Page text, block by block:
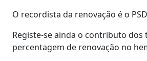
O recordista da renovação é o
Registe-se ainda o contributo dos
percentagem de renovação no